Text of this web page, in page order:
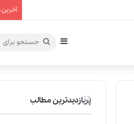
آخرین
سایدبارجستجو
پربازدیدترین مطالب